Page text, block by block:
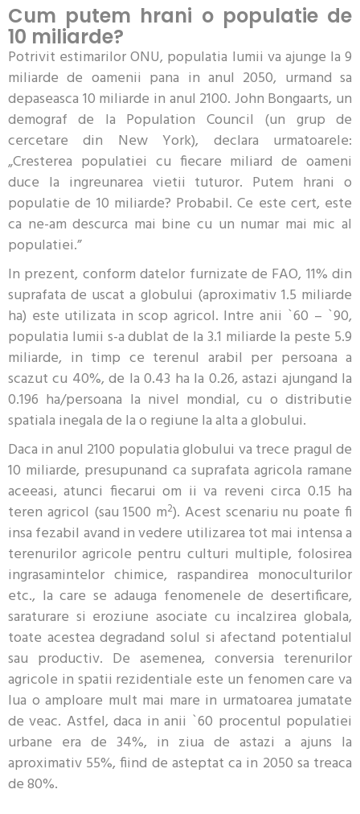
Cum putem hrani o populatie de
10 miliarde?
Potrivit estimarilor ONU, populatia lumii va ajunge la 9
miliarde de oamenii pana in anul 2050, urmand sa
depaseasca 10 miliarde in anul 2100. John Bongaarts, un
demograf de la Population Council (un grup de
cercetare din New York), declara urmatoarele:
„Cresterea populatiei cu fiecare miliard de oameni
duce la ingreunarea vietii tuturor. Putem hrani o
populatie de 10 miliarde? Probabil. Ce este cert, este
ca ne-am descurca mai bine cu un numar mai mic al
populatiei.”
In prezent, conform datelor furnizate de FAO, 11% din
suprafata de uscat a globului (aproximativ 1.5 miliarde
ha) este utilizata in scop agricol. Intre anii `60 – `90,
populatia lumii s-a dublat de la 3.1 miliarde la peste 5.9
miliarde, in timp ce terenul arabil per persoana a
scazut cu 40%, de la 0.43 ha la 0.26, astazi ajungand la
0.196 ha/persoana la nivel mondial, cu o distributie
spatiala inegala de la o regiune la alta a globului.
Daca in anul 2100 populatia globului va trece pragul de
10 miliarde, presupunand ca suprafata agricola ramane
aceeasi, atunci fiecarui om ii va reveni circa 0.15 ha
teren agricol (sau 1500 m2). Acest scenariu nu poate fi
insa fezabil avand in vedere utilizarea tot mai intensa a
terenurilor agricole pentru culturi multiple, folosirea
ingrasamintelor chimice, raspandirea monoculturilor
etc., la care se adauga fenomenele de desertificare,
saraturare si eroziune asociate cu incalzirea globala,
toate acestea degradand solul si afectand potentialul
sau productiv. De asemenea, conversia terenurilor
agricole in spatii rezidentiale este un fenomen care va
lua o amploare mult mai mare in urmatoarea jumatate
de veac. Astfel, daca in anii `60 procentul populatiei
urbane era de 34%, in ziua de astazi a ajuns la
aproximativ 55%, fiind de asteptat ca in 2050 sa treaca
de 80%.